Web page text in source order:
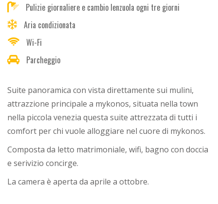
Pulizie giornaliere e cambio lenzuola ogni tre giorni
Aria condizionata
Wi-Fi
Parcheggio
Suite panoramica con vista direttamente sui mulini,
attrazzione principale a mykonos, situata nella town
nella piccola venezia questa suite attrezzata di tutti i
comfort per chi vuole alloggiare nel cuore di mykonos.
Composta da letto matrimoniale, wifi, bagno con doccia
e serivizio concirge.
La camera è aperta da aprile a ottobre.